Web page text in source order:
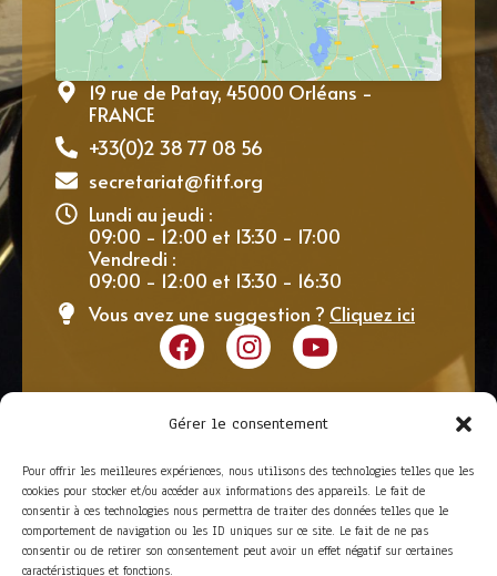
Gérer le consentement
Pour offrir les meilleures expériences, nous utilisons des technologies telles que les
cookies pour stocker et/ou accéder aux informations des appareils. Le fait de
consentir à ces technologies nous permettra de traiter des données telles que le
comportement de navigation ou les ID uniques sur ce site. Le fait de ne pas
consentir ou de retirer son consentement peut avoir un effet négatif sur certaines
caractéristiques et fonctions.
19 rue de Patay, 45000 Orléans -
FRANCE
+33(0)2 38 77 08 56
secretariat@fitf.org
Lundi au jeudi :
09:00 - 12:00 et 13:30 - 17:00
Vendredi :
09:00 - 12:00 et 13:30 - 16:30
Vous avez une suggestion ? Cliquez ici